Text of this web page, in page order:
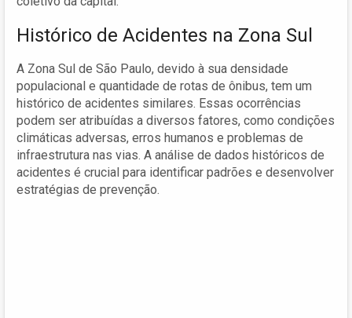
Histórico de Acidentes na Zona Sul
A Zona Sul de São Paulo, devido à sua densidade
populacional e quantidade de rotas de ônibus, tem um
histórico de acidentes similares. Essas ocorrências
podem ser atribuídas a diversos fatores, como condições
climáticas adversas, erros humanos e problemas de
infraestrutura nas vias. A análise de dados históricos de
acidentes é crucial para identificar padrões e desenvolver
estratégias de prevenção.